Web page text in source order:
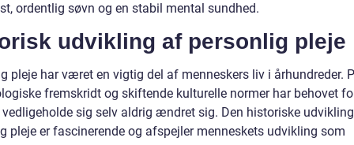
ordentlig søvn og en stabil mental sundhed.
udvikling af personlig pleje
pleje har været en vigtig del af menneskers liv i århundreder.
fremskridt og skiftende kulturelle normer har behovet
vedligeholde sig selv aldrig ændret sig. Den historiske
pleje er fascinerende og afspejler menneskets udvikling som